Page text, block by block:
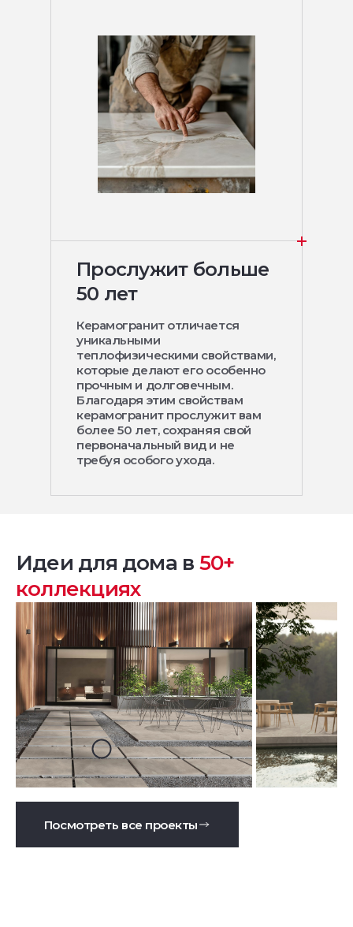
Прослужит больше
50 лет
Керамогранит отличается
уникальными
теплофизическими свойствами,
которые делают его особенно
прочным и долговечным.
Благодаря этим свойствам
керамогранит прослужит вам
более 50 лет, сохраняя свой
первоначальный вид и не
требуя особого ухода.
Идеи для дома в 50+
коллекциях
Посмотреть все проекты